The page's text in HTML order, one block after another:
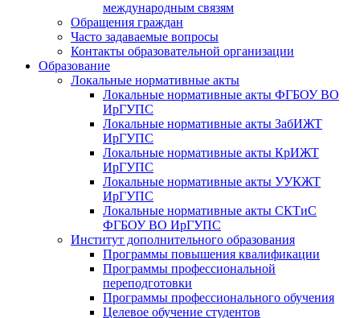
международным связям
Обращения граждан
Часто задаваемые вопросы
Контакты образовательной организации
Образование
Локальные нормативные акты
Локальные нормативные акты ФГБОУ ВО
ИрГУПС
Локальные нормативные акты ЗабИЖТ
ИрГУПС
Локальные нормативные акты КрИЖТ
ИрГУПС
Локальные нормативные акты УУКЖТ
ИрГУПС
Локальные нормативные акты СКТиС
ФГБОУ ВО ИрГУПС
Институт дополнительного образования
Программы повышения квалификации
Программы профессиональной
переподготовки
Программы профессионального обучения
Целевое обучение студентов